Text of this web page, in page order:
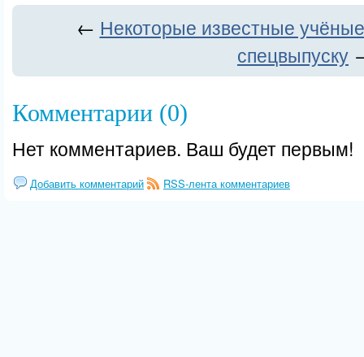
← Некоторые известные
спецвыпуску
Комментарии (0)
Нет комментариев. Ваш будет первым!
Добавить комментарий RSS-лента комментариев